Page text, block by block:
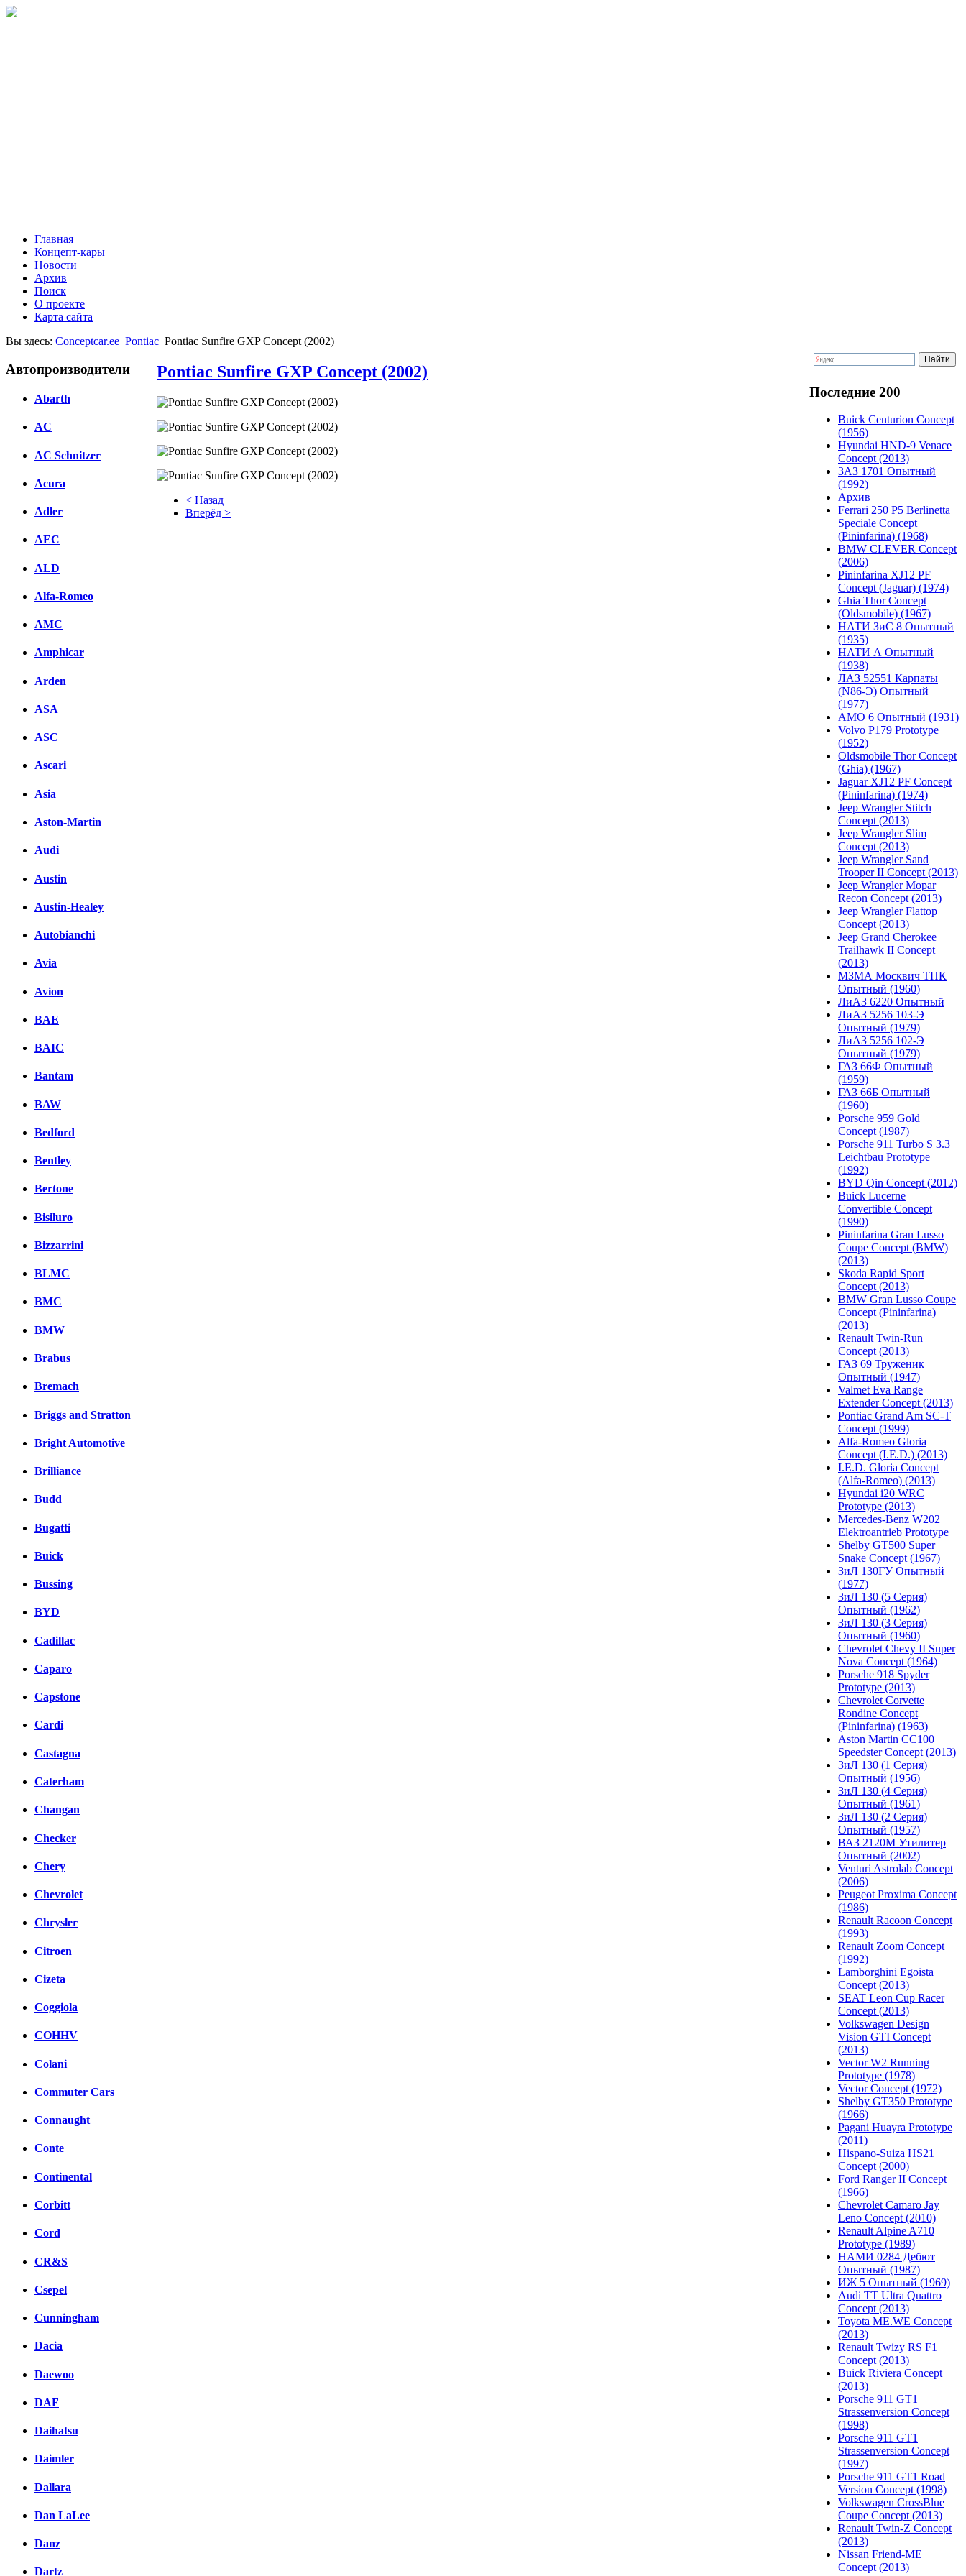
Главная
Концепт-кары
Новости
Архив
Поиск
О проекте
Карта сайта
Вы здесь: Conceptcar.ee Pontiac Pontiac Sunfire GXP Concept (2002)
Автопроизводители
Abarth
AC
AC Schnitzer
Acura
Adler
AEC
ALD
Alfa-Romeo
AMC
Amphicar
Arden
ASA
ASC
Ascari
Asia
Aston-Martin
Audi
Austin
Austin-Healey
Autobianchi
Avia
Avion
BAE
BAIC
Bantam
BAW
Bedford
Bentley
Bertone
Bisiluro
Bizzarrini
BLMC
BMC
BMW
Brabus
Bremach
Briggs and Stratton
Bright Automotive
Brilliance
Budd
Bugatti
Buick
Bussing
BYD
Cadillac
Caparo
Capstone
Cardi
Castagna
Caterham
Changan
Checker
Chery
Chevrolet
Chrysler
Citroen
Cizeta
Coggiola
COHHV
Colani
Commuter Cars
Connaught
Conte
Continental
Corbitt
Cord
CR&S
Csepel
Cunningham
Dacia
Daewoo
DAF
Daihatsu
Daimler
Dallara
Dan LaLee
Danz
Dartz
Pontiac Sunfire GXP Concept (2002)
< Назад
Вперёд >
Последние 200
Buick Centurion Concept
(1956)
Hyundai HND-9 Venace
Concept (2013)
ЗАЗ 1701 Опытный
(1992)
Архив
Ferrari 250 P5 Berlinetta
Speciale Concept
(Pininfarina) (1968)
BMW CLEVER Concept
(2006)
Pininfarina XJ12 PF
Concept (Jaguar) (1974)
Ghia Thor Concept
(Oldsmobile) (1967)
НАТИ ЗиС 8 Опытный
(1935)
НАТИ А Опытный
(1938)
ЛАЗ 52551 Карпаты
(N86-Э) Опытный
(1977)
АМО 6 Опытный (1931)
Volvo P179 Prototype
(1952)
Oldsmobile Thor Concept
(Ghia) (1967)
Jaguar XJ12 PF Concept
(Pininfarina) (1974)
Jeep Wrangler Stitch
Concept (2013)
Jeep Wrangler Slim
Concept (2013)
Jeep Wrangler Sand
Trooper II Concept (2013)
Jeep Wrangler Mopar
Recon Concept (2013)
Jeep Wrangler Flattop
Concept (2013)
Jeep Grand Cherokee
Trailhawk II Concept
(2013)
МЗМА Москвич ТПК
Опытный (1960)
ЛиАЗ 6220 Опытный
ЛиАЗ 5256 103-Э
Опытный (1979)
ЛиАЗ 5256 102-Э
Опытный (1979)
ГАЗ 66Ф Опытный
(1959)
ГАЗ 66Б Опытный
(1960)
Porsche 959 Gold
Concept (1987)
Porsche 911 Turbo S 3.3
Leichtbau Prototype
(1992)
BYD Qin Concept (2012)
Buick Lucerne
Convertible Concept
(1990)
Pininfarina Gran Lusso
Coupe Concept (BMW)
(2013)
Skoda Rapid Sport
Concept (2013)
BMW Gran Lusso Coupe
Concept (Pininfarina)
(2013)
Renault Twin-Run
Concept (2013)
ГАЗ 69 Труженик
Опытный (1947)
Valmet Eva Range
Extender Concept (2013)
Pontiac Grand Am SC-T
Concept (1999)
Alfa-Romeo Gloria
Concept (I.E.D.) (2013)
I.E.D. Gloria Concept
(Alfa-Romeo) (2013)
Hyundai i20 WRC
Prototype (2013)
Mercedes-Benz W202
Elektroantrieb Prototype
Shelby GT500 Super
Snake Concept (1967)
ЗиЛ 130ГУ Опытный
(1977)
ЗиЛ 130 (5 Серия)
Опытный (1962)
ЗиЛ 130 (3 Серия)
Опытный (1960)
Chevrolet Chevy II Super
Nova Concept (1964)
Porsche 918 Spyder
Prototype (2013)
Chevrolet Corvette
Rondine Concept
(Pininfarina) (1963)
Aston Martin CC100
Speedster Concept (2013)
ЗиЛ 130 (1 Серия)
Опытный (1956)
ЗиЛ 130 (4 Серия)
Опытный (1961)
ЗиЛ 130 (2 Серия)
Опытный (1957)
ВАЗ 2120М Утилитер
Опытный (2002)
Venturi Astrolab Concept
(2006)
Peugeot Proxima Concept
(1986)
Renault Racoon Concept
(1993)
Renault Zoom Concept
(1992)
Lamborghini Egoista
Concept (2013)
SEAT Leon Cup Racer
Concept (2013)
Volkswagen Design
Vision GTI Concept
(2013)
Vector W2 Running
Prototype (1978)
Vector Concept (1972)
Shelby GT350 Prototype
(1966)
Pagani Huayra Prototype
(2011)
Hispano-Suiza HS21
Concept (2000)
Ford Ranger II Concept
(1966)
Chevrolet Camaro Jay
Leno Concept (2010)
Renault Alpine A710
Prototype (1989)
НАМИ 0284 Дебют
Опытный (1987)
ИЖ 5 Опытный (1969)
Audi TT Ultra Quattro
Concept (2013)
Toyota ME.WE Concept
(2013)
Renault Twizy RS F1
Concept (2013)
Buick Riviera Concept
(2013)
Porsche 911 GT1
Strassenversion Concept
(1998)
Porsche 911 GT1
Strassenversion Concept
(1997)
Porsche 911 GT1 Road
Version Concept (1998)
Volkswagen CrossBlue
Coupe Concept (2013)
Renault Twin-Z Concept
(2013)
Nissan Friend-ME
Concept (2013)